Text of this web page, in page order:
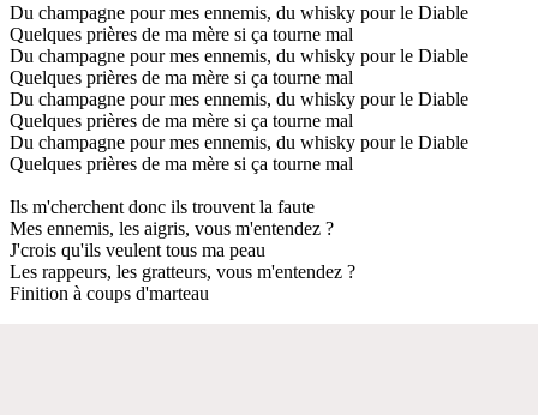
Du champagne pour mes ennemis, du whisky pour le Diable
Quelques prières de ma mère si ça tourne mal
Du champagne pour mes ennemis, du whisky pour le Diable
Quelques prières de ma mère si ça tourne mal
Du champagne pour mes ennemis, du whisky pour le Diable
Quelques prières de ma mère si ça tourne mal
Du champagne pour mes ennemis, du whisky pour le Diable
Quelques prières de ma mère si ça tourne mal
Ils m'cherchent donc ils trouvent la faute
Mes ennemis, les aigris, vous m'entendez ?
J'crois qu'ils veulent tous ma peau
Les rappeurs, les gratteurs, vous m'entendez ?
Finition à coups d'marteau